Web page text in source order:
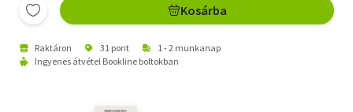
Kosárba
Raktáron 31 pont
1 - 2 munkanap
Ingyenes átvétel Bookline boltokban